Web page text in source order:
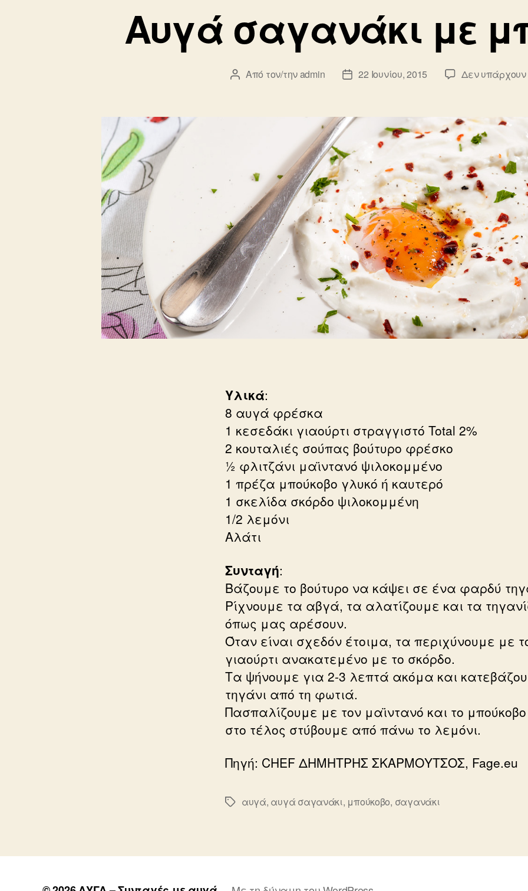
Αυγά σαγανάκι με
Συντάκτης
Από τον/τηνadmin
Ημ.22 Ιουνίου, 2015 Δεν
Υλικά:
8 αυγά φρέσκα
1 κεσεδάκι γιαούρτι στραγγιστό Total 2%
2 κουταλιές σούπας βούτυρο φρέσκο
½ φλιτζάνι μαϊντανό ψιλοκομμένο
1 πρέζα μπούκοβο γλυκό ή καυτερό
1 σκελίδα σκόρδο ψιλοκομμένη
1/2 λεμόνι
Αλάτι
Συνταγή:
Bάζουμε το βούτυρο να κάψει σε ένα φαρδύ
Ρίχνουμε τα αβγά, τα αλατίζουμε και τα
όπως μας αρέσουν.
Όταν είναι σχεδόν έτοιμα, τα περιχύνουμε με
γιαούρτι ανακατεμένο με το σκόρδο.
Τα ψήνουμε για 2-3 λεπτά ακόμα και
τηγάνι από τη φωτιά.
Πασπαλίζουμε με τον μαϊντανό και το μπούκοβο
στο τέλος στύβουμε από πάνω το λεμόνι.
Πηγή: CHEF ΔΗΜΗΤΡΗΣ ΣΚΑΡΜΟΥΤΣΟΣ, Fage.eu
Ετικέτες
αυγά, αυγά σαγανάκι, μπούκοβο, σαγανάκι